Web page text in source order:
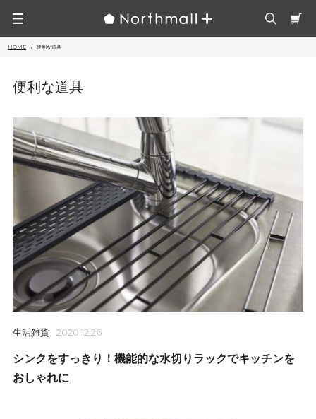
HOME 便利な道具
便利な道具
生活雑貨 2020.12.26
シンクをすっきり！機能的な水切りラックでキッチンを
おしゃれに